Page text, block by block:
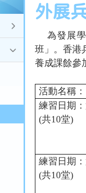
外展
為發展學
班」
。 香港
養成課餘參
活動名稱：
練習日期
(共10堂)
練習日期
(共10堂)